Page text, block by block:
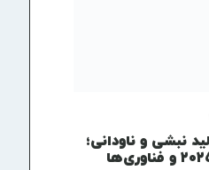
نبشی و ناودانی؛